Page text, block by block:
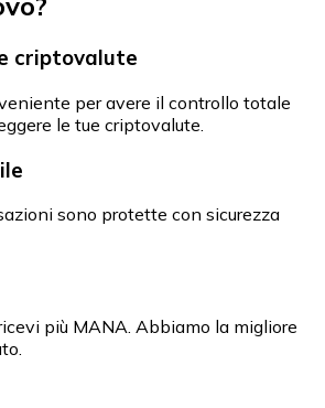
criptovalute
per avere il controllo totale
le tue criptovalute.
sono protette con sicurezza
più MANA. Abbiamo la migliore